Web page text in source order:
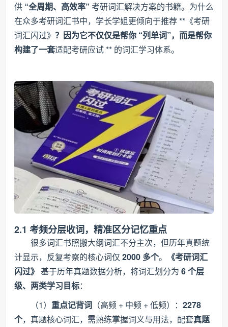
供 “全周期、高效率” 考研词汇解决方案的书籍。为什么
在众多考研词汇书中，学长学姐更倾向于推荐 **《考研
词汇闪过》 ？因为它不仅仅是帮你 “列单词”，而是帮你
构建了一套适配考研应试 ** 的词汇学习体系。
2.1 考频分层收词，精准区分记忆重点
很多词汇书照搬大纲词汇不分主次，但历年真题统
计显示，反复考察的核心词仅 2000 多个。
《考研词汇
闪过》 基于历年真题数据分析，将词汇划分为 6 个层
级、两类学习目标：
（1） 重点记背词 （高频 + 中频 + 低频）： 2278
个，真题核心词汇，需熟练掌握词义与用法，配套真题